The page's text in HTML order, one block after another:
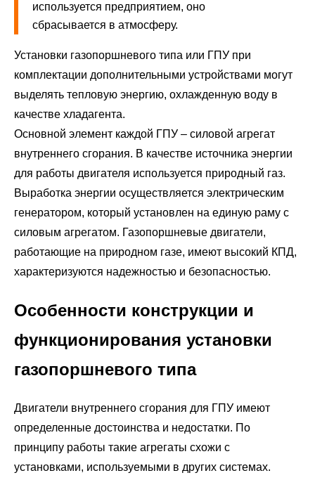
используется предприятием, оно
сбрасывается в атмосферу.
Установки газопоршневого типа или ГПУ при
комплектации дополнительными устройствами могут
выделять тепловую энергию, охлажденную воду в
качестве хладагента.
Основной элемент каждой ГПУ – силовой агрегат
внутреннего сгорания. В качестве источника энергии
для работы двигателя используется природный газ.
Выработка энергии осуществляется электрическим
генератором, который установлен на единую раму с
силовым агрегатом. Газопоршневые двигатели,
работающие на природном газе, имеют высокий КПД,
характеризуются надежностью и безопасностью.
Особенности конструкции и
функционирования установки
газопоршневого типа
Двигатели внутреннего сгорания для ГПУ имеют
определенные достоинства и недостатки. По
принципу работы такие агрегаты схожи с
установками, используемыми в других системах.